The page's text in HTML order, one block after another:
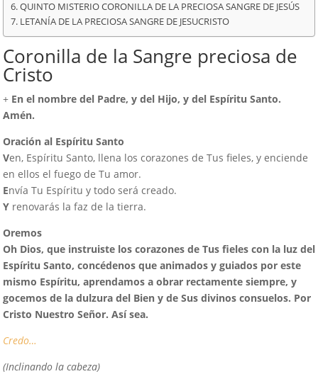
QUINTO MISTERIO CORONILLA DE LA PRECIOSA SANGRE DE JESÚS
LETANÍA DE LA PRECIOSA SANGRE DE JESUCRISTO
Coronilla de la Sangre preciosa de
Cristo
+ En el nombre del Padre, y del Hijo, y del Espíritu Santo.
Amén.
Oración al Espíritu Santo
Ven, Espíritu Santo, llena los corazones de Tus fieles, y enciende
en ellos el fuego de Tu amor.
Envía Tu Espíritu y todo será creado.
Y renovarás la faz de la tierra.
Oremos
Oh Dios, que instruiste los corazones de Tus fieles con la luz del
Espíritu Santo, concédenos que animados y guiados por este
mismo Espíritu, aprendamos a obrar rectamente siempre, y
gocemos de la dulzura del Bien y de Sus divinos consuelos. Por
Cristo Nuestro Señor. Así sea.
Credo…
(Inclinando la cabeza)